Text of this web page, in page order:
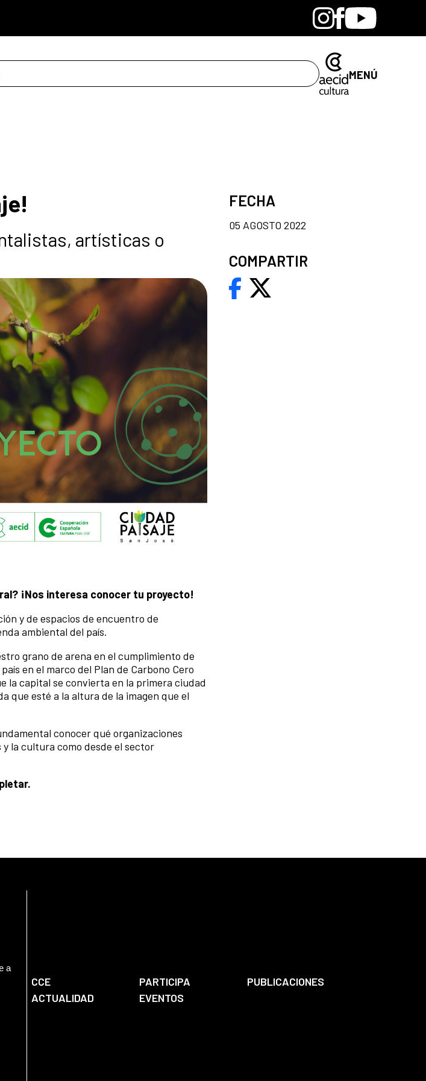
BandcampInstagram
Facebook
Youtube
MENÚ
artísticas o
¡Nos interesa conocer tu proyecto!
y de espacios de encuentro de
ambiental del país.
grano de arena en el cumplimiento de
en el marco del Plan de Carbono Cero
la capital se convierta en la primera ciudad
que esté a la altura de la imagen que el
conocer qué organizaciones
la cultura como desde el sector
FECHA
05 AGOSTO 2022
COMPARTIR
a
CCE PARTICIPA
PUBLICACIONES
ACTUALIDAD
EVENTOS